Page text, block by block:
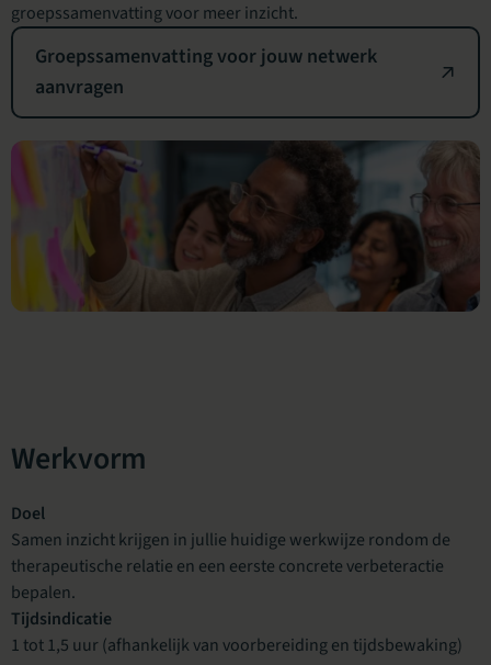
groepssamenvatting voor meer inzicht.
Groepssamenvatting voor jouw netwerk
aanvragen
Werkvorm
Doel
Samen inzicht krijgen in jullie huidige werkwijze rondom de
therapeutische relatie en een eerste concrete verbeteractie
bepalen.
Tijdsindicatie
1 tot 1,5 uur (afhankelijk van voorbereiding en tijdsbewaking)